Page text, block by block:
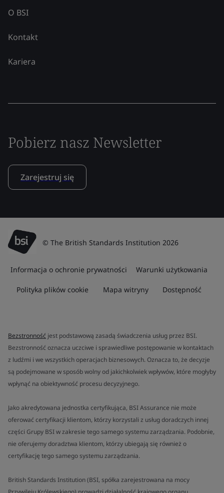
O BSI
Kontakt
Kariera
Pobierz nasz Newsletter
Zarejestruj się
© The British Standards Institution 2026
Informacja o ochronie prywatności Warunki użytkowania
Polityka plików cookie Mapa witryny Dostępność
Bezstronność jest podstawową zasadą świadczenia usług przez BSI.
Bezstronność oznacza uczciwe i sprawiedliwe postępowanie w kontaktach
z ludźmi i we wszystkich operacjach biznesowych. Oznacza to, że decyzje
są podejmowane w sposób wolny od jakichkolwiek wpływów, które mogłyby
wpłynąć na obiektywność procesu decyzyjnego.
Jako akredytowana jednostka certyfikująca, BSI Assurance nie może
oferować certyfikacji klientom, którzy korzystali z usług doradczych innej
części Grupy BSI w zakresie tego samego systemu zarządzania. Podobnie,
nie oferujemy doradztwa klientom, którzy ubiegają się również o
certyfikację tego samego systemu zarządzania.
British Standards Institution (BSI, spółka zarejestrowana na mocy